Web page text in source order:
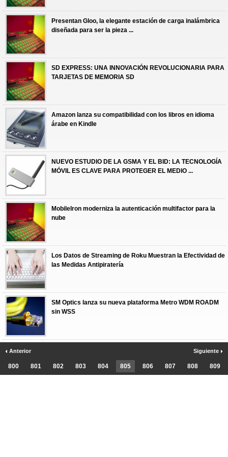
Presentan Gloo, la elegante estación de carga inalámbrica
diseñada para ser la pieza ...
SD EXPRESS: UNA INNOVACIÓN REVOLUCIONARIA PARA
TARJETAS DE MEMORIA SD
Amazon lanza su compatibilidad con los libros en idioma
árabe en Kindle
NUEVO ESTUDIO DE LA GSMA Y EL BID: LA TECNOLOGÍA
MÓVIL ES CLAVE PARA PROTEGER EL MEDIO ...
MobileIron moderniza la autenticación multifactor para la
nube
Los Datos de Streaming de Roku Muestran la Efectividad de
las Medidas Antipiratería
SM Optics lanza su nueva plataforma Metro WDM ROADM
sin WSS
Anterior
800 801 802 803 804 805 806 807 808 809
Siguiente